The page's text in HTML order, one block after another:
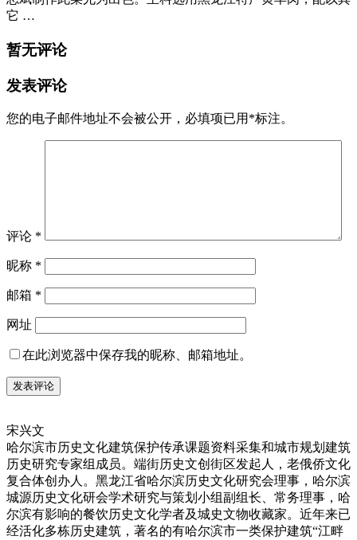
它 …
暂无评论
发表评论
您的电子邮件地址不会被公开， 必填项已用 *标注。
评论 *
昵称 *
邮箱 *
网址
在此浏览器中保存我的昵称、邮箱地址。
宋兴文
哈尔滨市历史文化建筑保护传承课题资料采集和城市规划建筑
历史研究专家组成员。端街历史文创街区发起人，老俄侨文化
复合体创办人。黑龙江省哈尔滨历史文化研究会理事，哈尔滨
城源历史文化研会学术研究与策划小组副组长、常务理事，哈
尔滨有影响的餐饮历史文化学者及城史文物收藏家。近年来已
经活化多栋历史建筑，著名的有哈尔滨市一类保护建筑“江畔